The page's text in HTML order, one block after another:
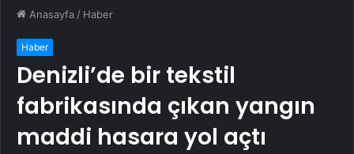
Anasayfa / Haber
Haber
Denizli’de bir tekstil
fabrikasında çıkan yangın
maddi hasara yol açtı